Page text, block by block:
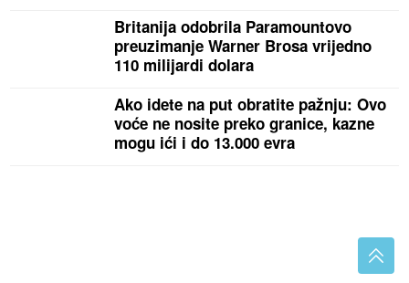
Britanija odobrila Paramountovo
preuzimanje Warner Brosa vrijedno
110 milijardi dolara
Ako idete na put obratite pažnju: Ovo
voće ne nosite preko granice, kazne
mogu ići i do 13.000 evra